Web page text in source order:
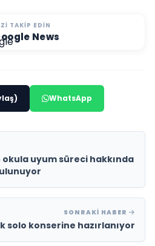
TAKIP EDIN
News
WhatsApp
uyum süreci hakkında
SONRAKI HABER
solo konserine hazırlanıyor